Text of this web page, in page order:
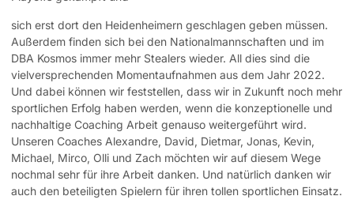
sich erst dort den Heidenheimern geschlagen geben müssen.
Außerdem finden sich bei den Nationalmannschaften und im
DBA Kosmos immer mehr Stealers wieder. All dies sind die
vielversprechenden Momentaufnahmen aus dem Jahr 2022.
Und dabei können wir feststellen, dass wir in Zukunft noch mehr
sportlichen Erfolg haben werden, wenn die konzeptionelle und
nachhaltige Coaching Arbeit genauso weitergeführt wird.
Unseren Coaches Alexandre, David, Dietmar, Jonas, Kevin,
Michael, Mirco, Olli und Zach möchten wir auf diesem Wege
nochmal sehr für ihre Arbeit danken. Und natürlich danken wir
auch den beteiligten Spielern für ihren tollen sportlichen Einsatz.